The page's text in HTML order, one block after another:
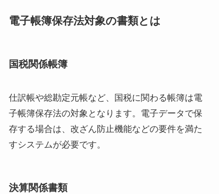
電子帳簿保存法対象の書類とは
国税関係帳簿
仕訳帳や総勘定元帳など、国税に関わる帳簿は電
子帳簿保存法の対象となります。電子データで保
存する場合は、改ざん防止機能などの要件を満た
すシステムが必要です。
決算関係書類